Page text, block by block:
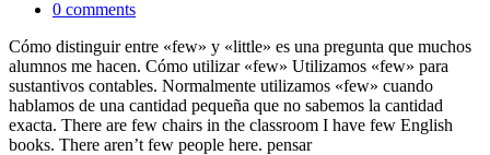
0 comments
Cómo distinguir entre «few» y «little» es una pregunta que muchos
alumnos me hacen. Cómo utilizar «few» Utilizamos «few» para
sustantivos contables. Normalmente utilizamos «few» cuando
hablamos de una cantidad pequeña que no sabemos la cantidad
exacta. There are few chairs in the classroom I have few English
books. There aren’t few people here. pensar